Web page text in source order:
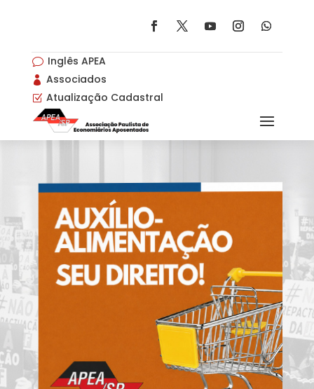
v Inglês APEA
 Associados
Z Atualização Cadastral